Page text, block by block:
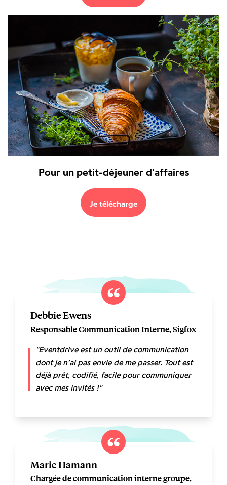
Pour un petit-déjeuner d'affaires
Je télécharge
Debbie Ewens
Responsable Communication Interne, Sigfox
"Eventdrive est un outil de communication
dont je n’ai pas envie de me passer. Tout est
déjà prêt, codifié, facile pour communiquer
avec mes invités !"
Marie Hamann
Chargée de communication interne groupe,